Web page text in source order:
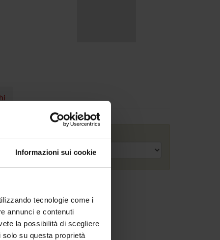
Informazioni sui cookie
tecnologie come i
annunci e contenuti
la possibilità di scegliere
su questa proprietà